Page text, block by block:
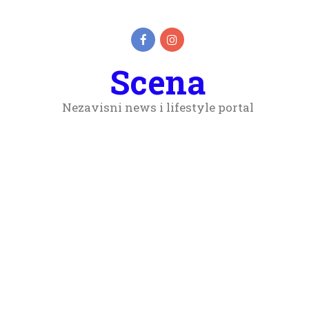
Scena
Nezavisni news i lifestyle portal